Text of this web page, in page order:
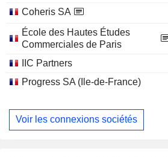
Coheris SA
École des Hautes Études
Commerciales de Paris
IIC Partners
Progress SA (Ile-de-France)
Voir les connexions sociétés